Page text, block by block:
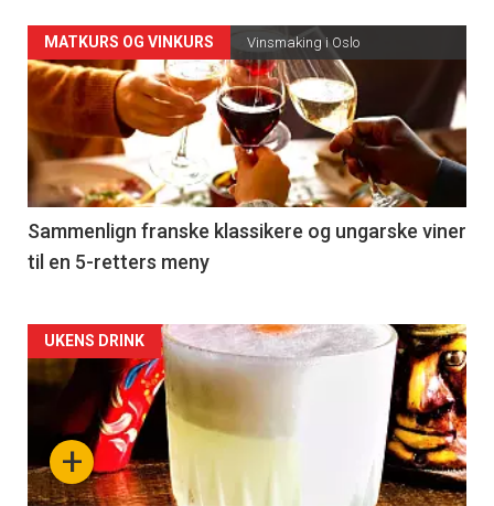
Forsiden
akkurat
nå
-
5
MATKURS OG VINKURS Vinsmaking i Oslo
Sammenlign franske klassikere og ungarske viner
til en 5-retters meny
Forsiden
akkurat
nå
-
+
UKENS DRINK